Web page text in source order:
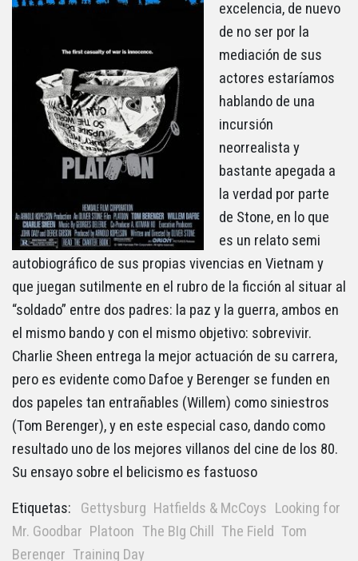
excelencia, de nuevo
de no ser por la
mediación de sus
actores estaríamos
hablando de una
incursión
neorrealista y
bastante apegada a
la verdad por parte
de Stone, en lo que
es un relato semi
autobiográfico de sus propias vivencias en Vietnam y
que juegan sutilmente en el rubro de la ficción al situar al
“soldado” entre dos padres: la paz y la guerra, ambos en
el mismo bando y con el mismo objetivo: sobrevivir.
Charlie Sheen entrega la mejor actuación de su carrera,
pero es evidente como Dafoe y Berenger se funden en
dos papeles tan entrañables (Willem) como siniestros
(Tom Berenger), y en este especial caso, dando como
resultado uno de los mejores villanos del cine de los 80.
Su ensayo sobre el belicismo es fastuoso
Etiquetas: Gettysburg Hatfields & McCoys Looking for
Mr. Goodbar Platoon The BIg Chill The Field Tom
Berenger Training Day